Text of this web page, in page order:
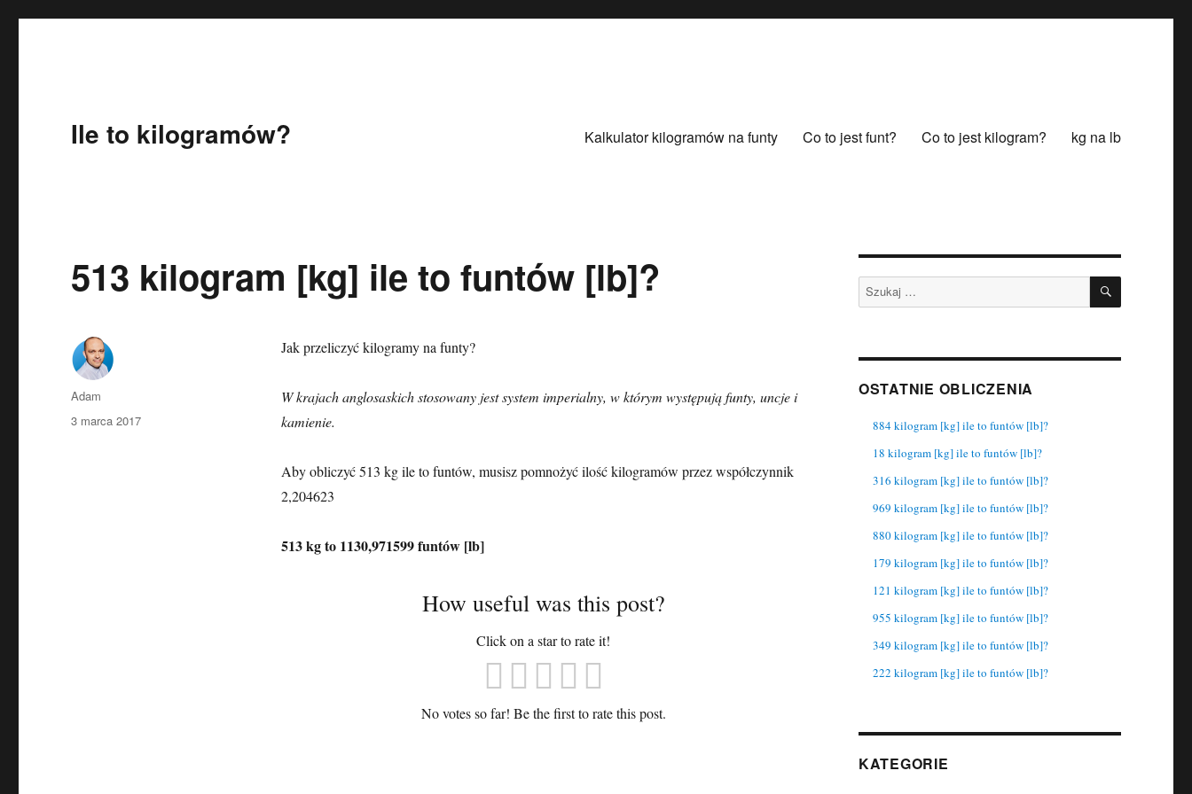
Ile to kilogramów? Kalkulator kilogramów na funty Co to jest funt? Co to jest kilogram? kg na lb
513 kilogram [kg] ile to funtów [lb]?
Jak przeliczyć kilogramy na funty?
W krajach anglosaskich stosowany jest system imperialny, w którym występują funty, uncje i
kamienie.
Aby obliczyć 513 kg ile to funtów, musisz pomnożyć ilość kilogramów przez współczynnik
2,204623
513 kg to 1130,971599 funtów [lb]
How useful was this post?
Click on a star to rate it!
No votes so far! Be the first to rate this post.
Autor
Adam
Data
3 marca 2017
Szukaj: SZUKAJ
OSTATNIE OBLICZENIA
884 kilogram [kg] ile to funtów [lb]?
18 kilogram [kg] ile to funtów [lb]?
316 kilogram [kg] ile to funtów [lb]?
969 kilogram [kg] ile to funtów [lb]?
880 kilogram [kg] ile to funtów [lb]?
179 kilogram [kg] ile to funtów [lb]?
121 kilogram [kg] ile to funtów [lb]?
955 kilogram [kg] ile to funtów [lb]?
349 kilogram [kg] ile to funtów [lb]?
222 kilogram [kg] ile to funtów [lb]?
KATEGORIE